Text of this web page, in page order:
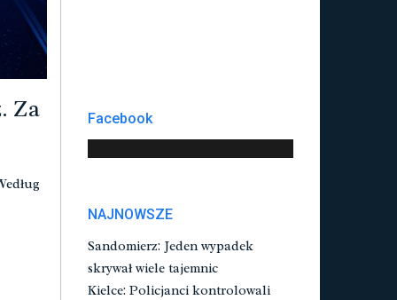
Za Facebook
NAJNOWSZE
Sandomierz: Jeden wypadek
skrywał wiele tajemnic
Kielce: Policjanci kontrolowali